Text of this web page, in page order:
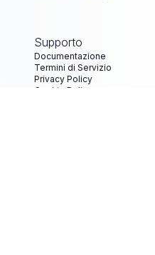
Supporto
Documentazione
Termini di Servizio
Privacy Policy
Cookie Policy